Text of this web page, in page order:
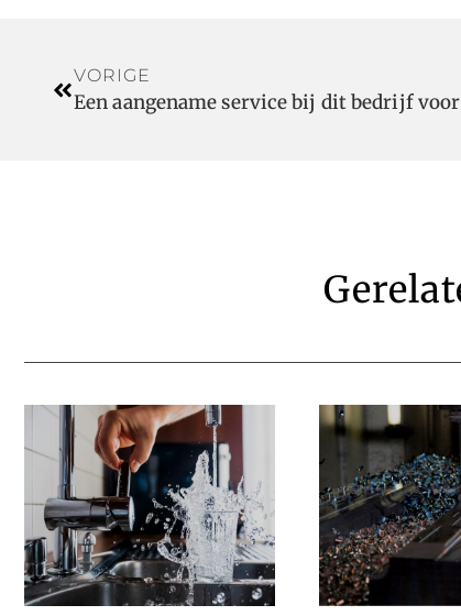
VORIGE
Een aangename service bij dit bedrijf